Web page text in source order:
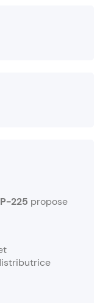
225 propose